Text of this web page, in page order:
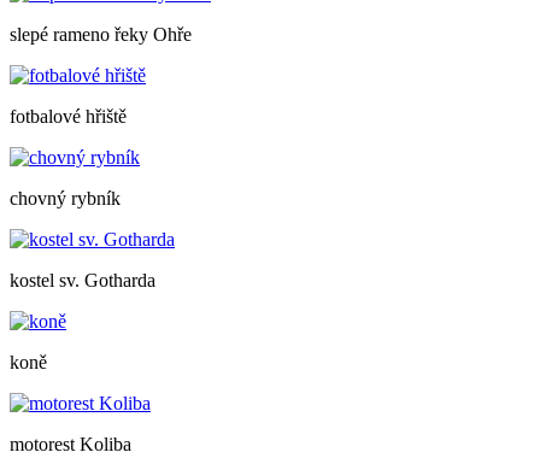
slepé rameno řeky Ohře
fotbalové hřiště
chovný rybník
kostel sv. Gotharda
koně
motorest Koliba